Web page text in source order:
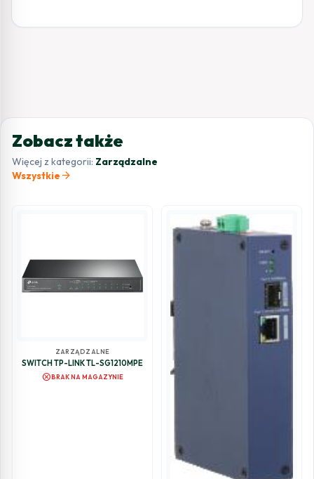
Zobacz także
Więcej z kategorii: Zarządzalne
Wszystkie arrow_forward
ZARZĄDZALNE
SWITCH TP-LINK TL-SG1210MPE
cancelBRAK NA MAGAZYNIE